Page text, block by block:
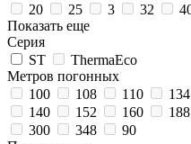
20
25 3 32
Показать еще
Серия
ST
ThermaEco
Метров погонных
100
108 110
134
140
152 160 188
300
348
90